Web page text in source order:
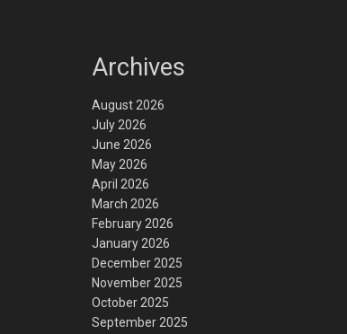
Archives
August 2026
July 2026
June 2026
May 2026
April 2026
March 2026
February 2026
January 2026
December 2025
November 2025
October 2025
September 2025